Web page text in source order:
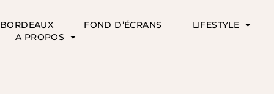
BORDEAUX FOND D’ÉCRANS LIFESTYLE
A PROPOS